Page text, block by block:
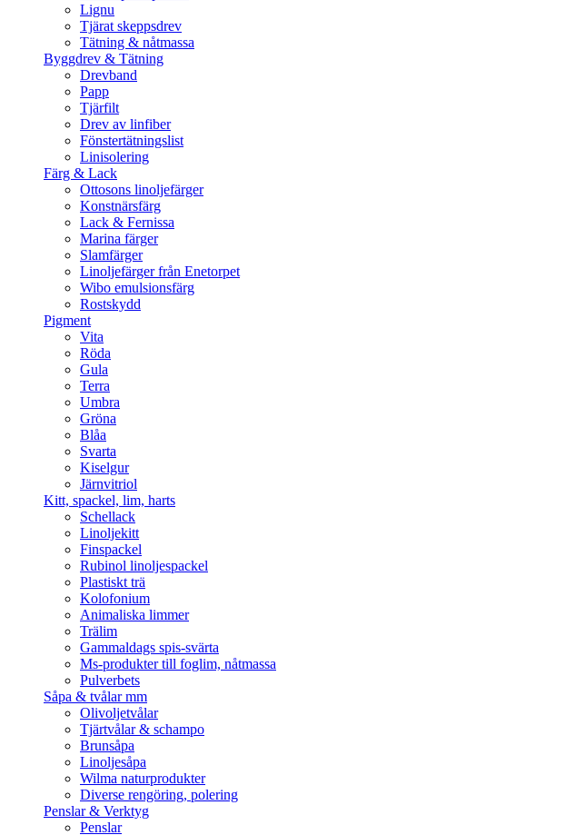
Lignu
Tjärat skeppsdrev
Tätning & nåtmassa
Byggdrev & Tätning
Drevband
Papp
Tjärfilt
Drev av linfiber
Fönstertätningslist
Linisolering
Färg & Lack
Ottosons linoljefärger
Konstnärsfärg
Lack & Fernissa
Marina färger
Slamfärger
Linoljefärger från Enetorpet
Wibo emulsionsfärg
Rostskydd
Pigment
Vita
Röda
Gula
Terra
Umbra
Gröna
Blåa
Svarta
Kiselgur
Järnvitriol
Kitt, spackel, lim, harts
Schellack
Linoljekitt
Finspackel
Rubinol linoljespackel
Plastiskt trä
Kolofonium
Animaliska limmer
Trälim
Gammaldags spis-svärta
Ms-produkter till foglim, nåtmassa
Pulverbets
Såpa & tvålar mm
Olivoljetvålar
Tjärtvålar & schampo
Brunsåpa
Linoljesåpa
Wilma naturprodukter
Diverse rengöring, polering
Penslar & Verktyg
Penslar